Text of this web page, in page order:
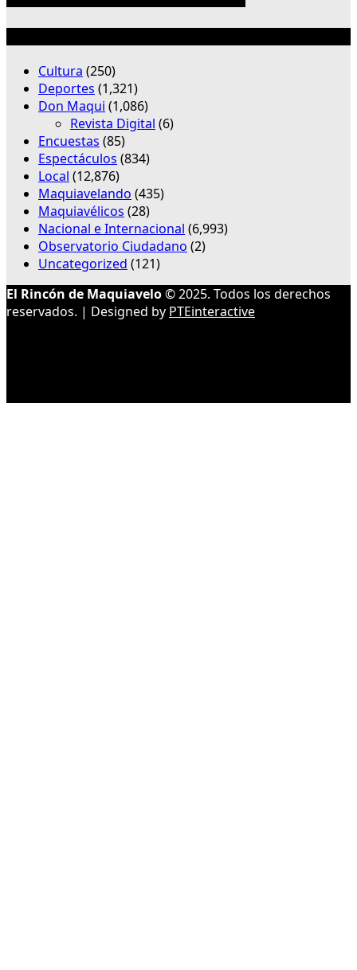
Cultura (250)
Deportes (1,321)
Don Maqui (1,086)
Revista Digital (6)
Encuestas (85)
Espectáculos (834)
Local (12,876)
Maquiavelando (435)
Maquiavélicos (28)
Nacional e Internacional (6,993)
Observatorio Ciudadano (2)
Uncategorized (121)
El Rincón de Maquiavelo© 2025. Todos los derechos
reservados. | Designed by PTEinteractive